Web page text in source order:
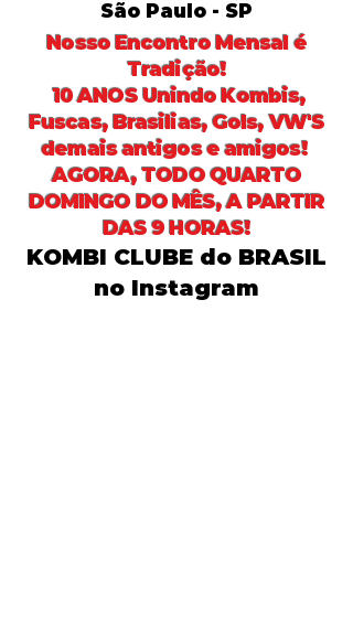
São Paulo - SP
Nosso Encontro Mensal é
Tradição!
10 ANOS Unindo Kombis,
Fuscas, Brasilias, Gols, VW'S
demais antigos e amigos!
AGORA, TODO QUARTO
DOMINGO DO MÊS, A PARTIR
DAS 9 HORAS!
KOMBI CLUBE do BRASIL
no Instagram